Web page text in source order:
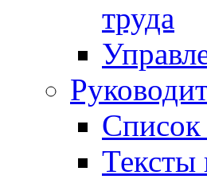
труда
Список
Тексты